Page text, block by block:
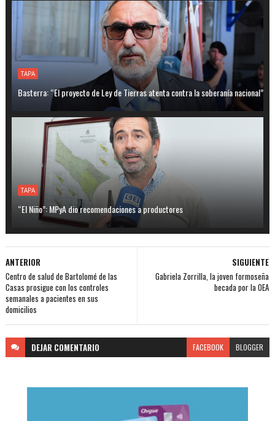
TAPA
Basterra: “El proyecto de Ley de Tierras atenta contra la soberanía nacional”
TAPA
“El Niño”: MPyA dio recomendaciones a productores
SIGUIENTE
Gabriela Zorrilla, la joven formoseña
becada por la OEA
ANTERIOR
Centro de salud de Bartolomé de las
Casas prosigue con los controles
semanales a pacientes en sus
domicilios
DEJAR COMENTARIO FACEBOOK BLOGGER